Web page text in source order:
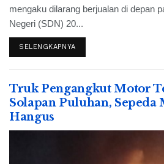
mengaku dilarang berjualan di depan
Negeri (SDN) 20...
SELENGKAPNYA
Truk Pengangkut Motor
Solapan Puluhan,
Hangus